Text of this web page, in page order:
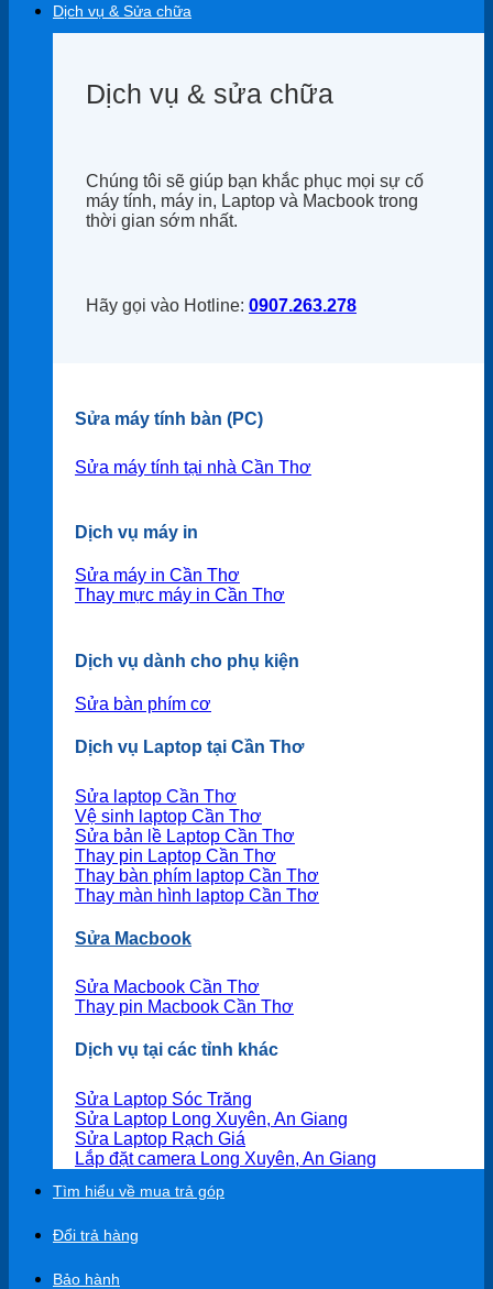
Dịch vụ & Sửa chữa
Dịch vụ & sửa chữa
Chúng tôi sẽ giúp bạn khắc phục mọi sự cố
máy tính, máy in, Laptop và Macbook trong
thời gian sớm nhất.
Hãy gọi vào Hotline: 0907.263.278
Sửa máy tính bàn (PC)
Sửa máy tính tại nhà Cần Thơ
Dịch vụ máy in
Sửa máy in Cần Thơ
Thay mực máy in Cần Thơ
Dịch vụ dành cho phụ kiện
Sửa bàn phím cơ
Dịch vụ Laptop tại Cần Thơ
Sửa laptop Cần Thơ
Vệ sinh laptop Cần Thơ
Sửa bản lề Laptop Cần Thơ
Thay pin Laptop Cần Thơ
Thay bàn phím laptop Cần Thơ
Thay màn hình laptop Cần Thơ
Sửa Macbook
Sửa Macbook Cần Thơ
Thay pin Macbook Cần Thơ
Dịch vụ tại các tỉnh khác
Sửa Laptop Sóc Trăng
Sửa Laptop Long Xuyên, An Giang
Sửa Laptop Rạch Giá
Lắp đặt camera Long Xuyên, An Giang
Tìm hiểu về mua trả góp
Đổi trả hàng
Bảo hành